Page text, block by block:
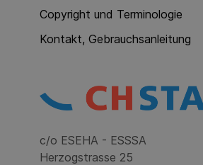
Copyright und Terminologie
Kontakt, Gebrauchsanleitung
c/o ESEHA - ESSSA
Herzogstrasse 25